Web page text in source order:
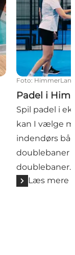
Foto:
Padel i
Spil padel i
kan I vælge
indendørs
doublebaner
doublebaner.
Læs mere